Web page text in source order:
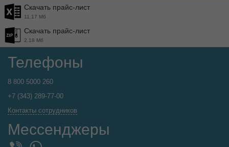
Скачать прайс-лист
11.17 Мб
Скачать прайс-лист
2.18 Мб
Телефоны
8 800 5000 260
+7 (343) 289-77-00
Контакты сотрудников
Мессенджеры
WhatsApp